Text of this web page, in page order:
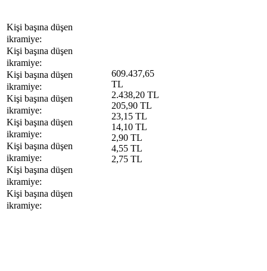
Kişi başına düşen
ikramiye:
Kişi başına düşen
ikramiye:
Kişi başına düşen
ikramiye:
Kişi başına düşen
ikramiye:
Kişi başına düşen
ikramiye:
Kişi başına düşen
ikramiye:
Kişi başına düşen
ikramiye:
Kişi başına düşen
ikramiye:
609.437,65
TL
2.438,20 TL
205,90 TL
23,15 TL
14,10 TL
2,90 TL
4,55 TL
2,75 TL